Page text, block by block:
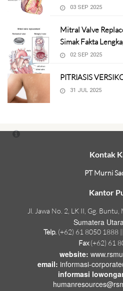
03 SEP 2025
Mitral Valve
Simak Fakta
02 SEP 2025
PITRIASIS
31 JUL 2025
Kontak
PT Murni
Kantor
Jl. Jawa No. 2, LK II, Gg.
Sumatera
Telp. (+62) 61 8050 1888
Fax(+62) 61
website:
email: informasi-
informasi